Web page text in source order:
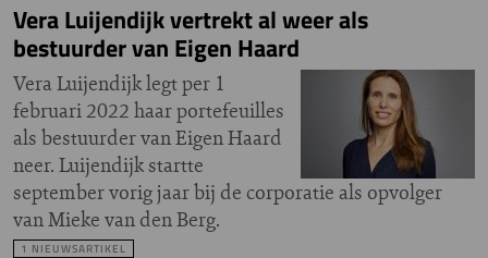
Vera Luijendijk vertrekt al weer als
bestuurder van Eigen Haard
Vera Luijendijk legt per 1
februari 2022 haar portefeuilles
als bestuurder van Eigen Haard
neer. Luijendijk startte
september vorig jaar bij de corporatie als opvolger
van Mieke van den Berg.
1 NIEUWSARTIKEL